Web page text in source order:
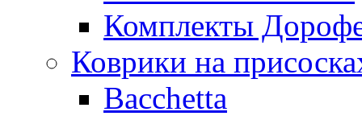
Комплекты
Коврики на
Bacchetta